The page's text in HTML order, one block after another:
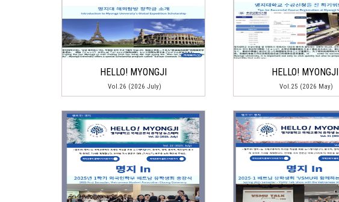
HELLO! MYONGJI
Vol.26 (2026 July)
HELLO! MYONGJI
Vol.25 (2026 May)